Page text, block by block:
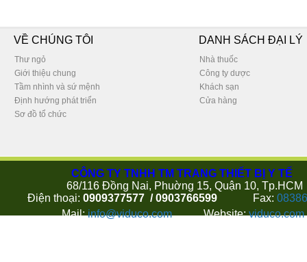
VỀ CHÚNG TÔI DANH SÁCH ĐẠI LÝ
Thư ngỏ
Giới thiệu chung
Tầm nhình và sứ mệnh
Định hướng phát triển
Sơ đồ tổ chức
Nhà thuốc
Công ty dược
Khách sạn
Cửa hàng
CÔNG TY TNHH TM TRANG THIẾT BỊ Y TẾ
68/116 Đồng Nai, Phuờng 15, Quận 10, Tp.HCM
Điện thoại: 0909377577 / 0903766599 Fax:
Mail:info@viduco.com Website: viduco.com